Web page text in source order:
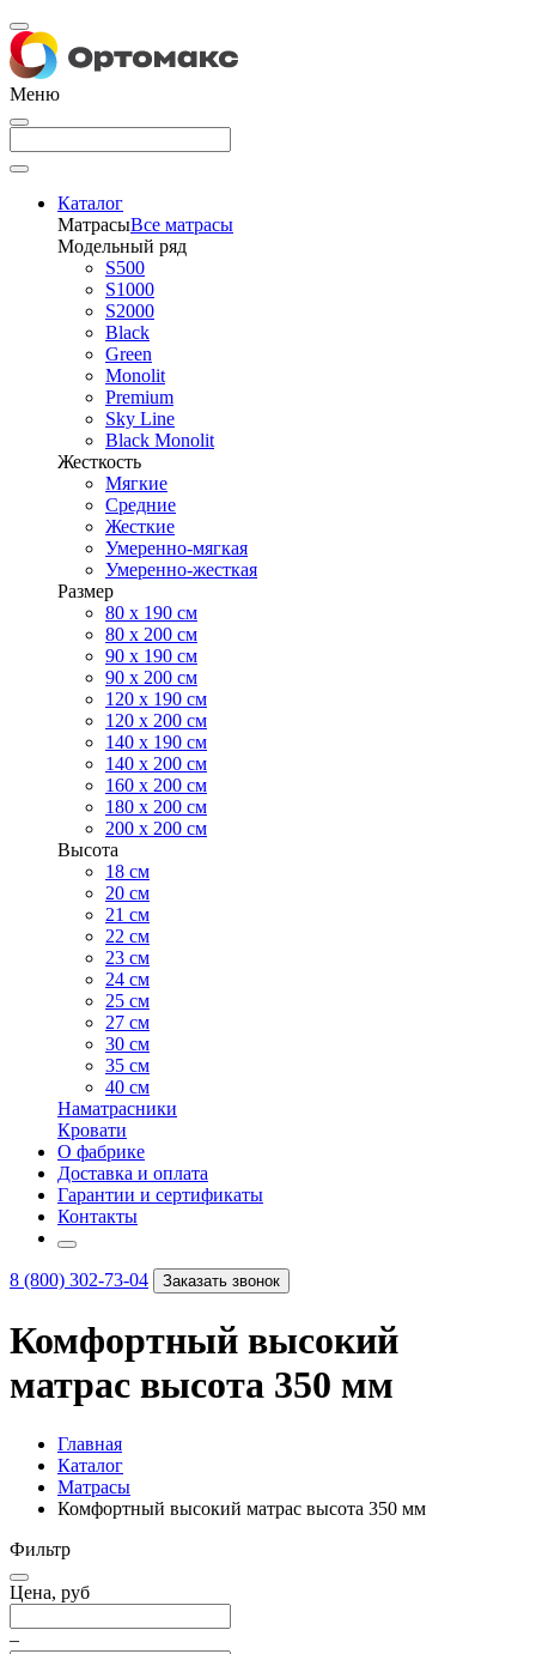
Меню
Каталог
МатрасыВсе матрасы
Модельный ряд
S500
S1000
S2000
Black
Green
Monolit
Premium
Sky Line
Black Monolit
Жесткость
Мягкие
Средние
Жесткие
Умеренно-мягкая
Умеренно-жесткая
Размер
80 х 190 см
80 х 200 см
90 х 190 см
90 х 200 см
120 х 190 см
120 х 200 см
140 х 190 см
140 х 200 см
160 х 200 см
180 х 200 см
200 х 200 см
Высота
18 см
20 см
21 см
22 см
23 см
24 см
25 см
27 см
30 см
35 см
40 см
Наматрасники
Кровати
О фабрике
Доставка и оплата
Гарантии и сертификаты
Контакты
8 (800) 302-73-04 Заказать звонок
Комфортный высокий
матрас высота 350 мм
Главная
Каталог
Матрасы
Комфортный высокий матрас высота 350 мм
Фильтр
Цена, руб
–